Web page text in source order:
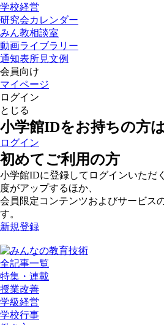
学校経営
研究会カレンダー
みん教相談室
動画ライブラリー
通知表所見文例
会員向け
マイページ
ログイン
とじる
小学館IDをお持ちの方
ログイン
初めてご利用の方
小学館IDに登録してログインいただ
度がアップするほか、
会員限定コンテンツおよびサービス
す。
新規登録
全記事一覧
特集・連載
授業改善
学級経営
学校行事